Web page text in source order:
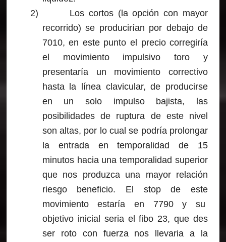
2)
Los cortos (la opción con mayor
recorrido) se producirían por debajo de
7010, en este punto el precio corregiría
el movimiento impulsivo toro y
presentaría un movimiento correctivo
hasta la línea clavicular, de producirse
en un solo impulso bajista, las
posibilidades de ruptura de este nivel
son altas, por lo cual se podría prolongar
la entrada en temporalidad de 15
minutos hacia una temporalidad superior
que nos produzca una mayor relación
riesgo beneficio. El stop de este
movimiento estaría en 7790 y su
objetivo inicial seria el fibo 23, que des
ser roto con fuerza nos llevaria a la